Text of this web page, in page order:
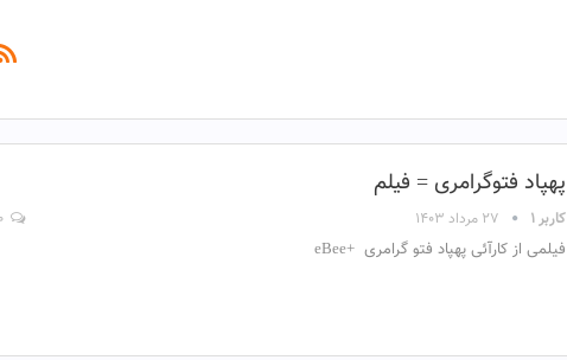
پهپاد فتوگرامری = فیلم
کاربر ۱ ۲۷ مرداد ۱۴۰۳
فیلمی از کارآئی پهپاد فتو گرامری +eBee